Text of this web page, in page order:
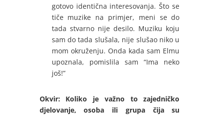
gotovo identična interesovanja. Što se
tiče muzike na primjer, meni se do
tada stvarno nije desilo. Muziku koju
sam do tada slušala, nije slušao niko u
mom okruženju. Onda kada sam Elmu
upoznala, pomislila sam “Ima neko
još!”
Okvir:
Koliko je važno to zajedničko
djelovanje, osoba ili grupa čija su